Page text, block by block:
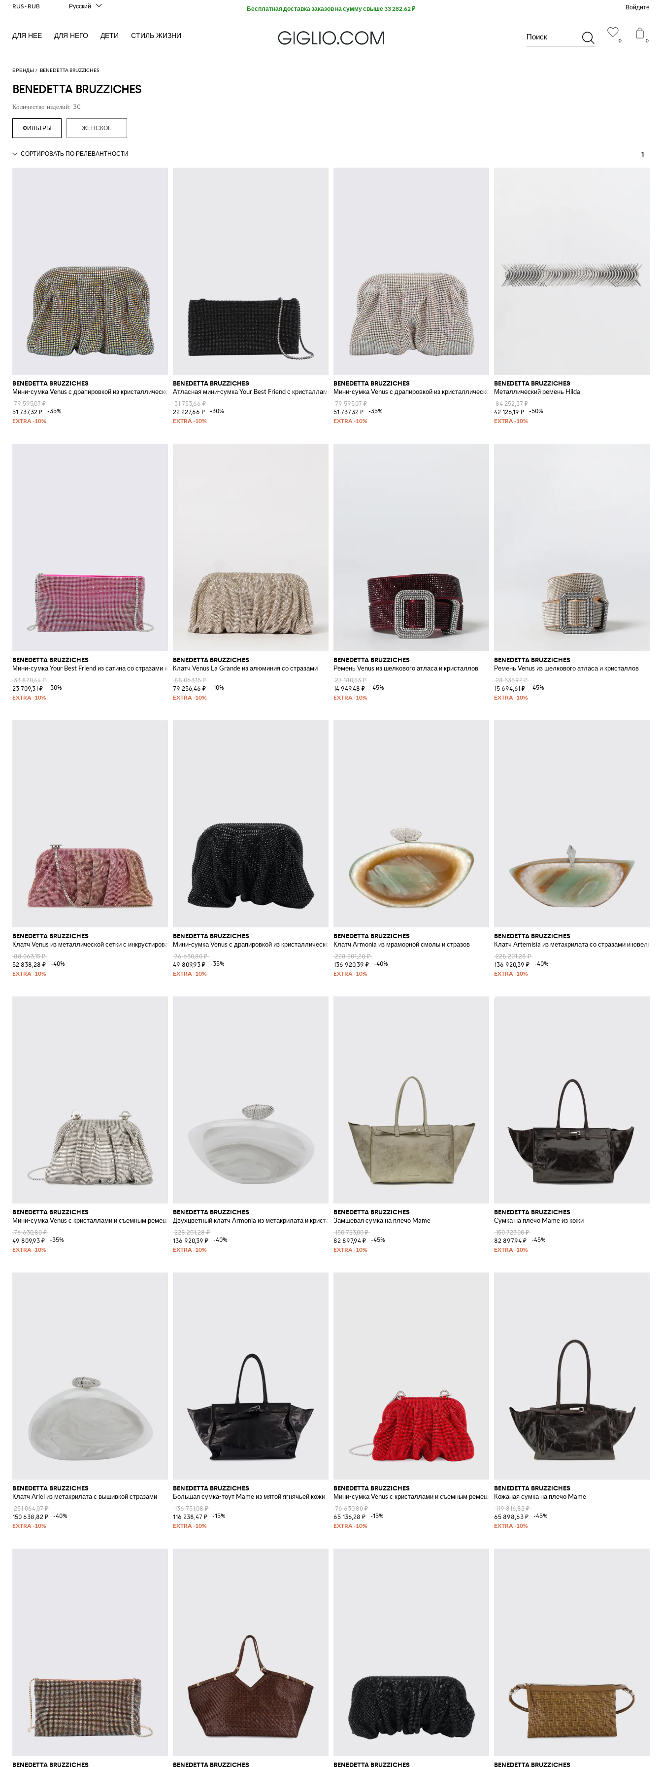
БРЕНДЫ BENEDETTA BRUZZICHES
BENEDETTA BRUZZICHES
Количество изделий: 30
ЖЕНСКОЕ
1
BENEDETTA BRUZZICHES
Мини-сумка Venus с драпировкой из кристаллической сетки
79 595,07 ₽
51 737,32 ₽
-35%
BENEDETTA BRUZZICHES
Атласная мини-сумка Your Best Friend с кристаллами
31 753,66 ₽
22 227,66 ₽
-30%
BENEDETTA BRUZZICHES
Мини-сумка Venus с драпировкой из кристаллической сетки
79 595,07 ₽
51 737,32 ₽
-35%
BENEDETTA BRUZZICHES
Металлический ремень Hilda
84 252,37 ₽
42 126,19 ₽
-50%
BENEDETTA BRUZZICHES
Мини-сумка Your Best Friend из сатина со стразами и ювелирным ремешком
33 870,44 ₽
23 709,31 ₽
-30%
BENEDETTA BRUZZICHES
Клатч Venus La Grande из алюминия со стразами
88 063,15 ₽
79 256,46 ₽
-10%
BENEDETTA BRUZZICHES
Ремень Venus из шелкового атласа и кристаллов
27 180,53 ₽
14 949,48 ₽
-45%
BENEDETTA BRUZZICHES
Ремень Venus из шелкового атласа и кристаллов
28 535,92 ₽
15 694,61 ₽
-45%
BENEDETTA BRUZZICHES
Клатч Venus из металлической сетки с инкрустированными стразами
88 063,15 ₽
52 838,28 ₽
-40%
BENEDETTA BRUZZICHES
Мини-сумка Venus с драпировкой из кристаллической сетки
76 630,80 ₽
49 809,93 ₽
-35%
BENEDETTA BRUZZICHES
Клатч Armonia из мраморной смолы и стразов
228 201,28 ₽
136 920,39 ₽
-40%
BENEDETTA BRUZZICHES
Клатч Artemisia из метакрилата со стразами и
228 201,28 ₽
136 920,39 ₽
-40%
BENEDETTA BRUZZICHES
Мини-сумка Venus с кристаллами и съемным ремешком
76 630,80 ₽
49 809,93 ₽
-35%
BENEDETTA BRUZZICHES
Двухцветный клатч Armonia из метакрилата и кристаллов
228 201,28 ₽
136 920,39 ₽
-40%
BENEDETTA BRUZZICHES
Замшевая сумка на плечо Mame
150 723,00 ₽
82 897,94 ₽
-45%
BENEDETTA BRUZZICHES
Сумка на плечо Mame из кожи
150 723,00 ₽
82 897,94 ₽
-45%
BENEDETTA BRUZZICHES
Клатч Ariel из метакрилата с вышивкой стразами
251 064,07 ₽
150 638,82 ₽
-40%
BENEDETTA BRUZZICHES
Большая сумка-тоут Mame из мятой ягнячьей кожи
136 751,08 ₽
116 238,47 ₽
-15%
BENEDETTA BRUZZICHES
Мини-сумка Venus с кристаллами и съемным ремешком
76 630,80 ₽
65 136,28 ₽
-15%
BENEDETTA BRUZZICHES
Кожаная сумка на плечо Mame
119 816,82 ₽
65 898,63 ₽
-45%
BENEDETTA BRUZZICHES BENEDETTA BRUZZICHES BENEDETTA BRUZZICHES BENEDETTA BRUZZICHES
0 0
Поиск
Войдите
ДЛЯ НЕЕ ДЛЯ НЕГО ДЕТИ СТИЛЬ ЖИЗНИ
Extra 10% off SALE
RUS - RUB
Русский
Français
中文
한국어